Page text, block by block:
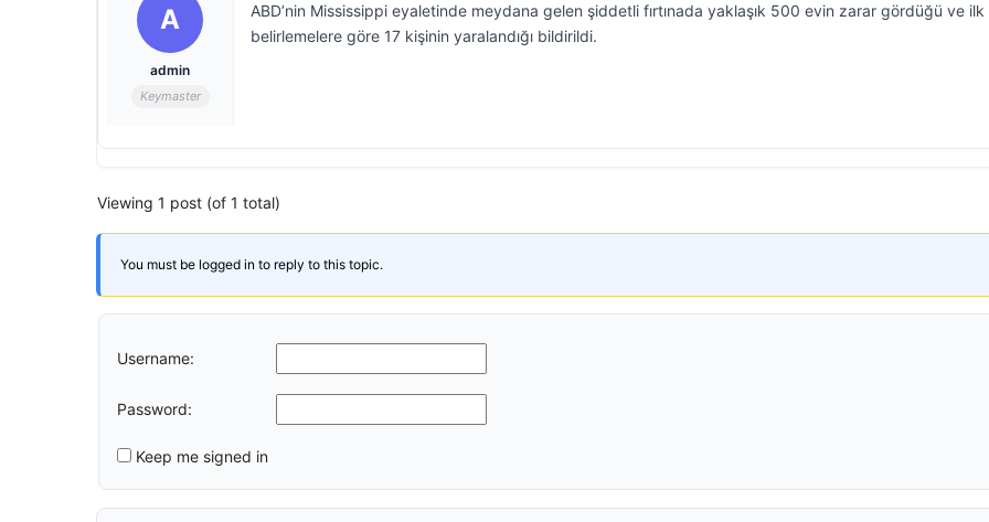
A
admin
Keymaster
ABD’nin Mississippi eyaletinde meydana gelen şiddetli fırtınada yaklaşık 500 evin zarar gördüğü ve ilk
belirlemelere göre 17 kişinin yaralandığı bildirildi.
Viewing 1 post (of 1 total)
You must be logged in to reply to this topic.
Username:
Password:
Keep me signed in